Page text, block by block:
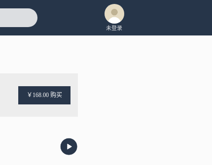
未登录
￥168.00 购买